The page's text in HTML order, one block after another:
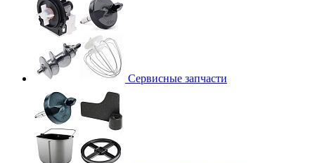
Сервисные запчасти